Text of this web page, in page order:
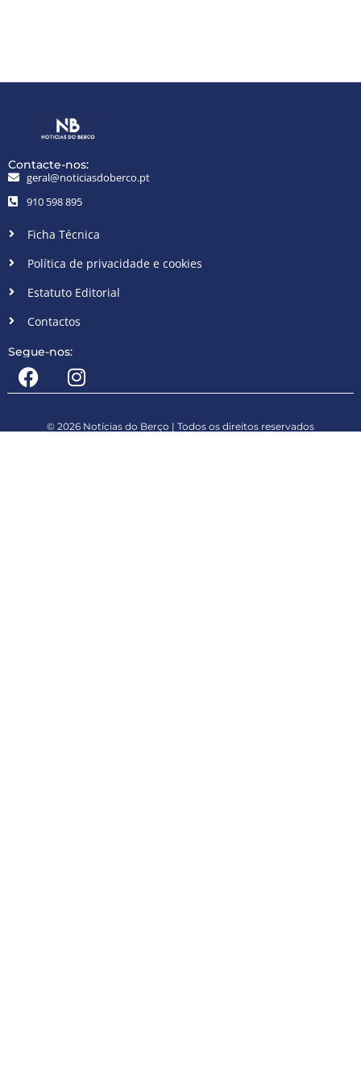
Contacte-nos:
geral@noticiasdoberco.pt
910 598 895
Ficha Técnica
Política de privacidade e cookies
Estatuto Editorial
Contactos
Segue-nos:
© 2026 Notícias do Berço | Todos os direitos reservados